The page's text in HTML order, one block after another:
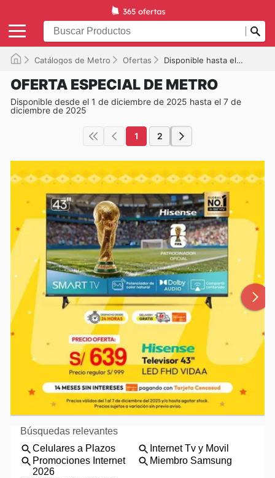
Catálogos de Metro Ofertas Disponible hasta el 07/12/2025
OFERTA ESPECIAL DE METRO
Disponible desde el 1 de diciembre de 2025 hasta el 7 de
diciembre de 2025
1 2